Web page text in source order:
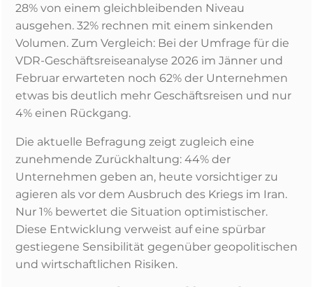
28% von einem gleichbleibenden Niveau
ausgehen. 32% rechnen mit einem sinkenden
Volumen. Zum Vergleich: Bei der Umfrage für die
VDR-Geschäftsreiseanalyse 2026 im Jänner und
Februar erwarteten noch 62% der Unternehmen
etwas bis deutlich mehr Geschäftsreisen und nur
4% einen Rückgang.
Die aktuelle Befragung zeigt zugleich eine
zunehmende Zurückhaltung: 44% der
Unternehmen geben an, heute vorsichtiger zu
agieren als vor dem Ausbruch des Kriegs im Iran.
Nur 1% bewertet die Situation optimistischer.
Diese Entwicklung verweist auf eine spürbar
gestiegene Sensibilität gegenüber geopolitischen
und wirtschaftlichen Risiken.